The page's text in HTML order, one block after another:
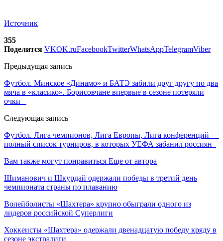
Источник
355
Поделится VKOK.ruFacebookTwitterWhatsAppTelegramViber
Предыдущая запись
Футбол. Минское «Динамо» и БАТЭ забили друг другу по два
мяча в «класико». Борисовчане впервые в сезоне потеряли
очки
Следующая запись
Футбол. Лига чемпионов, Лига Европы, Лига конференций —
полный список турниров, в которых УЕФА забанил россиян
Вам также могут понравиться Еще от автора
Шиманович и Шкурдай одержали победы в третий день
чемпионата страны по плаванию
Волейболисты «Шахтера» крупно обыграли одного из
лидеров российской Суперлиги
Хоккеисты «Шахтера» одержали двенадцатую победу кряду в
сезоне экстралиги